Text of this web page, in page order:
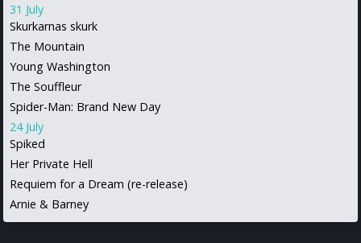
31 July
Skurkarnas skurk
The Mountain
Young Washington
The Souffleur
Spider-Man: Brand New Day
24 July
Spiked
Her Private Hell
Requiem for a Dream (re-release)
Arnie & Barney